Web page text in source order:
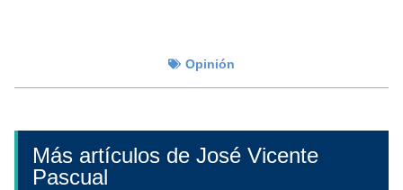
Opinión
Más artículos de José Vicente
Pascual